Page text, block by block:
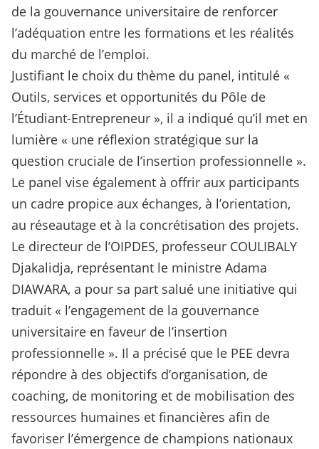
de la gouvernance universitaire de renforcer
l’adéquation entre les formations et les réalités
du marché de l’emploi.
Justifiant le choix du thème du panel, intitulé «
Outils, services et opportunités du Pôle de
l’Étudiant-Entrepreneur », il a indiqué qu’il met en
lumière « une réflexion stratégique sur la
question cruciale de l’insertion professionnelle ».
Le panel vise également à offrir aux participants
un cadre propice aux échanges, à l’orientation,
au réseautage et à la concrétisation des projets.
Le directeur de l’OIPDES, professeur COULIBALY
Djakalidja, représentant le ministre Adama
DIAWARA, a pour sa part salué une initiative qui
traduit « l’engagement de la gouvernance
universitaire en faveur de l’insertion
professionnelle ». Il a précisé que le PEE devra
répondre à des objectifs d’organisation, de
coaching, de monitoring et de mobilisation des
ressources humaines et financières afin de
favoriser l’émergence de champions nationaux